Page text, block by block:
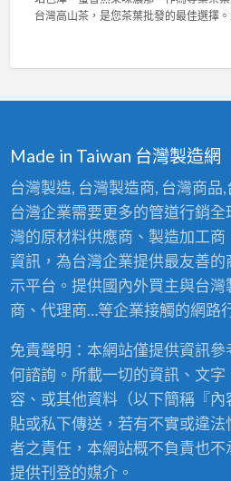
，
輕
洗
與
高
適
耐
用
首
選
！
中
台
茶
佳
績
！
專
業
茶
葉
批
發
供
應
商
，
頂
級
老
茶
批
發
菁
茶
方
美
人
比
賽
茶
批
發
：
台
灣
山
茶
王
級
的
極
品
台灣高山茶，是您茶葉批發的最佳選擇
Made in Taiwan 台灣製造網
台灣製造, 台灣製造商, 台灣商品
台灣企業需要更多的管道行銷
灣的原材料供應商、製造加工
資訊，為台灣企業提供最友善
示平台。提供國內外買主與台
商、代理商…等企業接觸的網路
免責聲明：本網站僅提供資訊
何諮詢。所載一切的資訊、文
容、或其他資料（以下簡稱『
貼或私下傳送，若有不實或違
者之責任，本網站概不負責也
提供刊登的媒介。